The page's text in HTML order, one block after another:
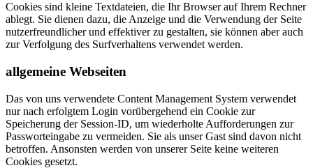
Cookies sind kleine Textdateien, die Ihr Browser auf Ihrem Rechner
ablegt. Sie dienen dazu, die Anzeige und die Verwendung der Seite
nutzerfreundlicher und effektiver zu gestalten, sie können aber auch
zur Verfolgung des Surfverhaltens verwendet werden.
allgemeine Webseiten
Das von uns verwendete Content Management System verwendet
nur nach erfolgtem Login vorübergehend ein Cookie zur
Speicherung der Session-ID, um wiederholte Aufforderungen zur
Passworteingabe zu vermeiden. Sie als unser Gast sind davon nicht
betroffen. Ansonsten werden von unserer Seite keine weiteren
Cookies gesetzt.